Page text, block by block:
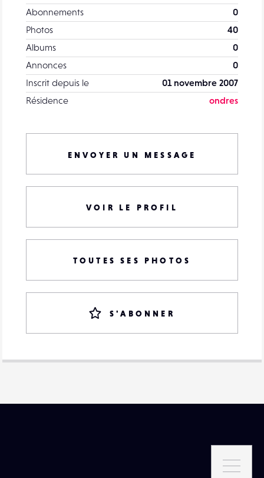
Abonnements
0
Photos
40
Albums
0
Annonces
0
Inscrit depuis le
01 novembre 2007
Résidence
ondres
ENVOYER UN MESSAGE
VOIR LE PROFIL
TOUTES SES PHOTOS
S'ABONNER